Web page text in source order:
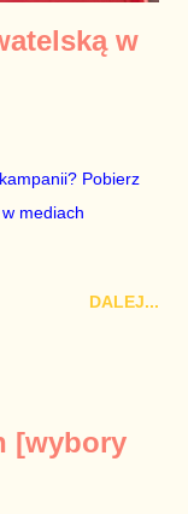
w
Pobierz
mediach
DALEJ...
[wybory